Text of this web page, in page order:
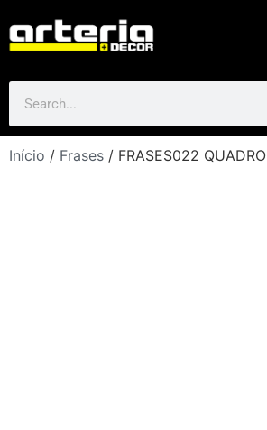
Início / Frases / FRASES022 QUADRO